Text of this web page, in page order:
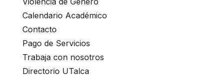
Calendario Académico
Contacto
Pago de Servicios
Trabaja con nosotros
Directorio UTalca